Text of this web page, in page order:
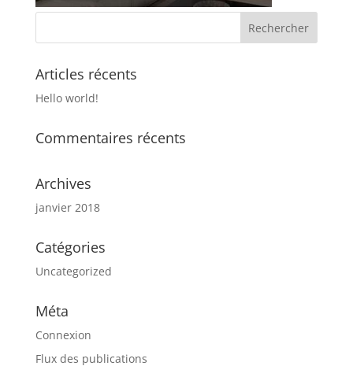
Articles récents
Hello world!
Commentaires récents
Archives
janvier 2018
Catégories
Uncategorized
Méta
Connexion
Flux des publications